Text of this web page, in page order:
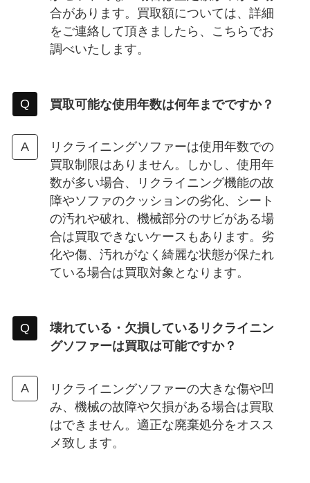
合があります。買取額については、詳細
をご連絡して頂きましたら、こちらでお
調べいたします。
買取可能な使用年数は何年までですか？
リクライニングソファーは使用年数での
買取制限はありません。しかし、使用年
数が多い場合、リクライニング機能の故
障やソファのクッションの劣化、シート
の汚れや破れ、機械部分のサビがある場
合は買取できないケースもあります。劣
化や傷、汚れがなく綺麗な状態が保たれ
ている場合は買取対象となります。
壊れている・欠損しているリクライニン
グソファーは買取は可能ですか？
リクライニングソファーの大きな傷や凹
み、機械の故障や欠損がある場合は買取
はできません。適正な廃棄処分をオスス
メ致します。